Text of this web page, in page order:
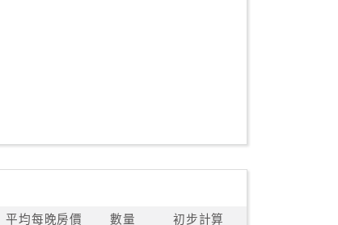
平均每晚房價 數量 初步計算